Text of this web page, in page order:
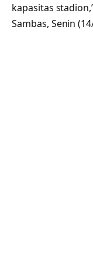
kapasitas
Sambas, Senin